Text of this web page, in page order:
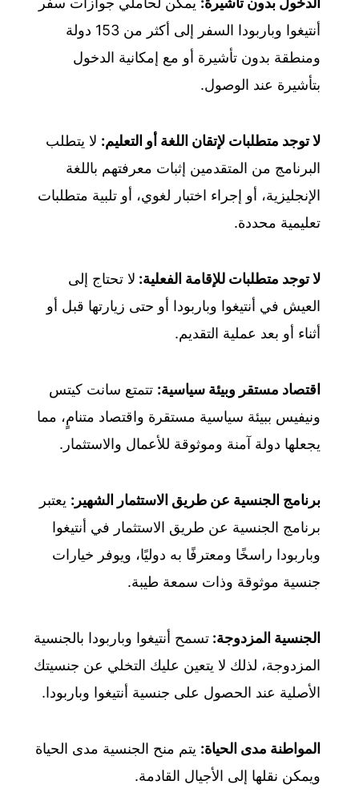
أنتيغوا وباربودا السفر إلى أكثر من 153 دولة
ومنطقة بدون تأشيرة أو مع إمكانية الدخول
بتأشيرة عند الوصول.
لا توجد متطلبات لإتقان اللغة أو التعليم: لا يتطلب
البرنامج من المتقدمين إثبات معرفتهم باللغة
الإنجليزية، أو إجراء اختبار لغوي، أو تلبية متطلبات
تعليمية محددة.
لا توجد متطلبات للإقامة الفعلية: لا تحتاج إلى
العيش في أنتيغوا وباربودا أو حتى زيارتها قبل أو
أثناء أو بعد عملية التقديم.
اقتصاد مستقر وبيئة سياسية: تتمتع سانت كيتس
ونيفيس ببيئة سياسية مستقرة واقتصاد متنامٍ، مما
يجعلها دولة آمنة وموثوقة للأعمال والاستثمار.
برنامج الجنسية عن طريق الاستثمار الشهير: يعتبر
برنامج الجنسية عن طريق الاستثمار في أنتيغوا
وباربودا راسخًا ومعترفًا به دوليًا، ويوفر خيارات
جنسية موثوقة وذات سمعة طيبة.
الجنسية المزدوجة: تسمح أنتيغوا وباربودا بالجنسية
المزدوجة، لذلك لا يتعين عليك التخلي عن جنسيتك
الأصلية عند الحصول على جنسية أنتيغوا وباربودا.
المواطنة مدى الحياة: يتم منح الجنسية مدى الحياة
ويمكن نقلها إلى الأجيال القادمة.